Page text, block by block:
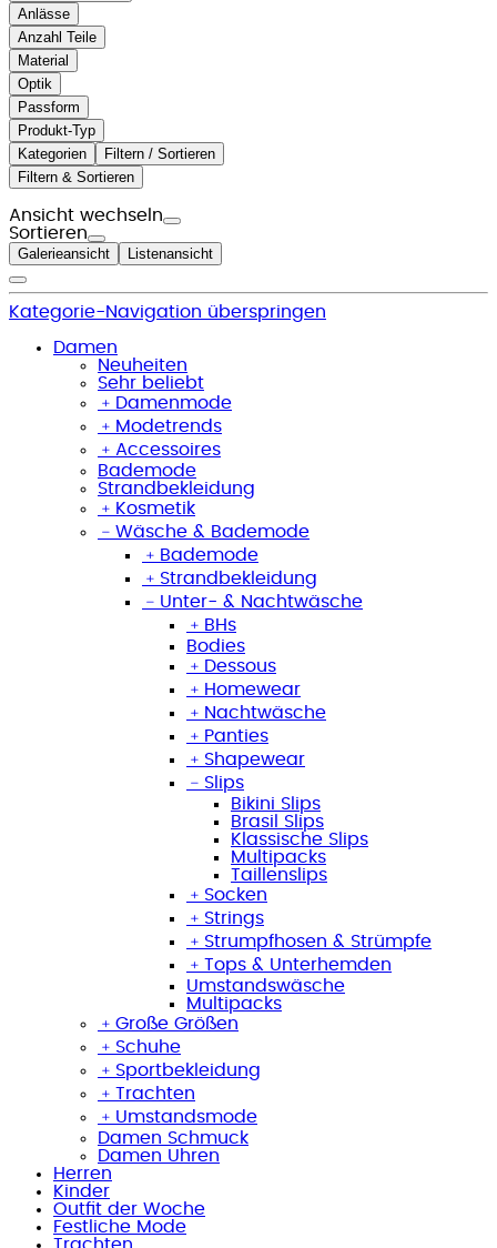
Anlässe
Anzahl Teile
Material
Optik
Passform
Produkt-Typ
Kategorien
Filtern / Sortieren
Filtern & Sortieren
Ansicht wechseln
Sortieren
Galerieansicht Listenansicht
Kategorie-Navigation überspringen
Damen
Neuheiten
Sehr beliebt
﹢ Damenmode
﹢ Modetrends
﹢ Accessoires
Bademode
Strandbekleidung
﹢ Kosmetik
﹣ Wäsche & Bademode
﹢ Bademode
﹢ Strandbekleidung
﹣ Unter- & Nachtwäsche
﹢ BHs
Bodies
﹢ Dessous
﹢ Homewear
﹢ Nachtwäsche
﹢ Panties
﹢ Shapewear
﹣ Slips
Bikini Slips
Brasil Slips
Klassische Slips
Multipacks
Taillenslips
﹢ Socken
﹢ Strings
﹢ Strumpfhosen & Strümpfe
﹢ Tops & Unterhemden
Umstandswäsche
Multipacks
﹢ Große Größen
﹢ Schuhe
﹢ Sportbekleidung
﹢ Trachten
﹢ Umstandsmode
Damen Schmuck
Damen Uhren
Herren
Kinder
Outfit der Woche
Festliche Mode